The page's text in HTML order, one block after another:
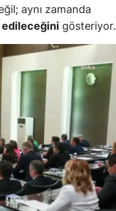
aynı zamanda
edileceğini gösteriyor.